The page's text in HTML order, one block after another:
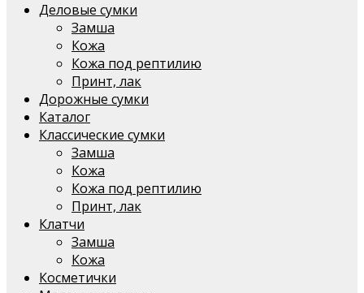
Деловые сумки
Замша
Кожа
Кожа под рептилию
Принт, лак
Дорожные сумки
Каталог
Классические сумки
Замша
Кожа
Кожа под рептилию
Принт, лак
Клатчи
Замша
Кожа
Косметички